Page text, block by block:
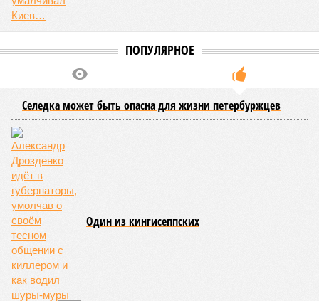
ресурсоснабжающая организация. Задача УК состоит в
том, чтобы подготовить внутридомовые системы и
Эксперт также обратила внимание, что длительные
перерывы в подаче горячей воды характерны только для
установлены собственные газовые котельные,
профилактика занимает всего несколько дней. Именно
поэтому жители соседних домов могут жить по разным
графикам.
Ещё один распространённый миф – будто во время
отключений коммунальщики бездействуют. На деле именно
летом сети проходят наиболее серьёзное испытание:
трубопроводы проверяют посредством создания
повышенного давления, чтобы выявить слабые места до
наступления зимних холодов.
«Сегодня жители уже не столько переживают из-за
начислений, сколько из-за потери привычного комфорта.